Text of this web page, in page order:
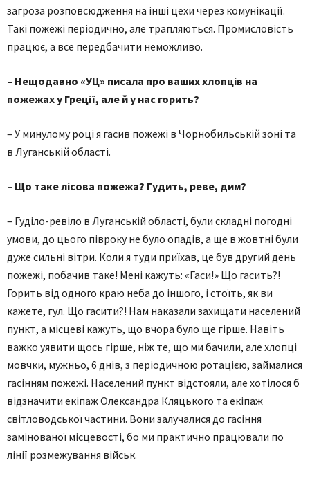
загроза розповсюдження на інші цехи через комунікації.
Такі пожежі періодично, але трапляються. Промисловість
працює, а все передбачити неможливо.
– Нещодавно «УЦ» писала про ваших хлопців на
пожежах у Греції, але й у нас горить?
– У минулому році я гасив пожежі в Чорнобильській зоні та
в Луганській області.
– Що таке лісова пожежа? Гудить, реве, дим?
– Гуділо-ревіло в Луганській області, були складні погодні
умови, до цього півроку не було опадів, а ще в жовтні були
дуже сильні вітри. Коли я туди приїхав, це був другий день
пожежі, побачив таке! Мені кажуть: «Гаси!» Що гасить?!
Горить від одного краю неба до іншого, і стоїть, як ви
кажете, гул. Що гасити?! Нам наказали захищати населений
пункт, а місцеві кажуть, що вчора було ще гірше. Навіть
важко уявити щось гірше, ніж те, що ми бачили, але хлопці
мовчки, мужньо, 6 днів, з періодичною ротацією, займалися
гасінням пожежі. Населений пункт відстояли, але хотілося б
відзначити екіпаж Олександра Кляцького та екіпаж
світловодської частини. Вони залучалися до гасіння
замінованої місцевості, бо ми практично працювали по
лінії розмежування військ.